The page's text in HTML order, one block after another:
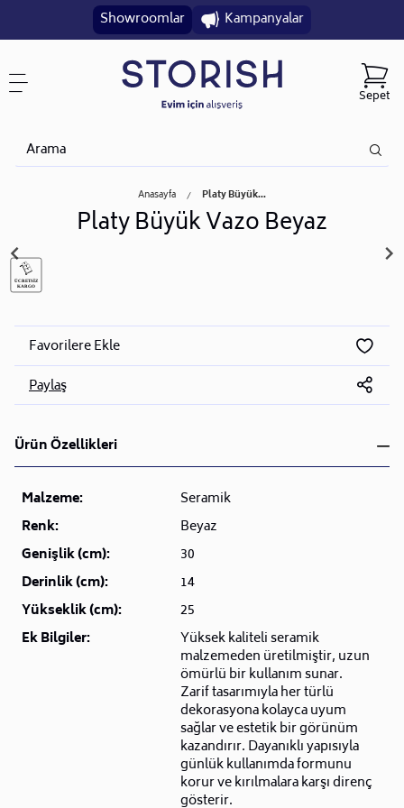
Showroomlar Kampanyalar
Sepet
Anasayfa Platy Büyük...
Platy Büyük Vazo Beyaz
Favorilere Ekle
Paylaş
Ürün Özellikleri
Malzeme:
Seramik
Renk:
Beyaz
Genişlik (cm):
30
Derinlik (cm):
14
Yükseklik (cm):
25
Ek Bilgiler:
Yüksek kaliteli seramik
malzemeden üretilmiştir, uzun
ömürlü bir kullanım sunar.
Zarif tasarımıyla her türlü
dekorasyona kolayca uyum
sağlar ve estetik bir görünüm
kazandırır. Dayanıklı yapısıyla
günlük kullanımda formunu
korur ve kırılmalara karşı direnç
gösterir.